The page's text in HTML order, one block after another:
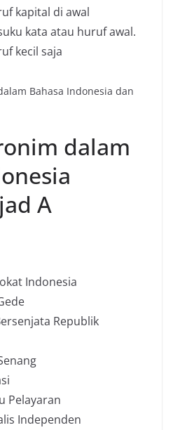
kapital di awal
kata atau huruf awal.
kecil saja
Bahasa Indonesia dan
dalam
A
Indonesia
Republik
Pelayaran
Independen